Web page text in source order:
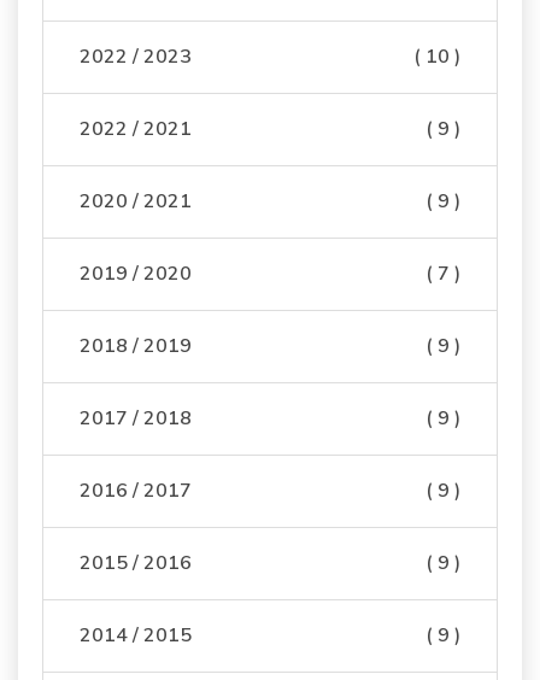
2022 / 2023 ( 10 )
2022 / 2021 ( 9 )
2020 / 2021 ( 9 )
2019 / 2020 ( 7 )
2018 / 2019 ( 9 )
2017 / 2018 ( 9 )
2016 / 2017 ( 9 )
2015 / 2016 ( 9 )
2014 / 2015 ( 9 )